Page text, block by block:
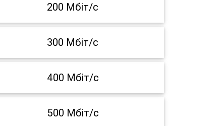
200 Мбіт/с
300 Мбіт/с
400 Мбіт/с
500 Мбіт/с